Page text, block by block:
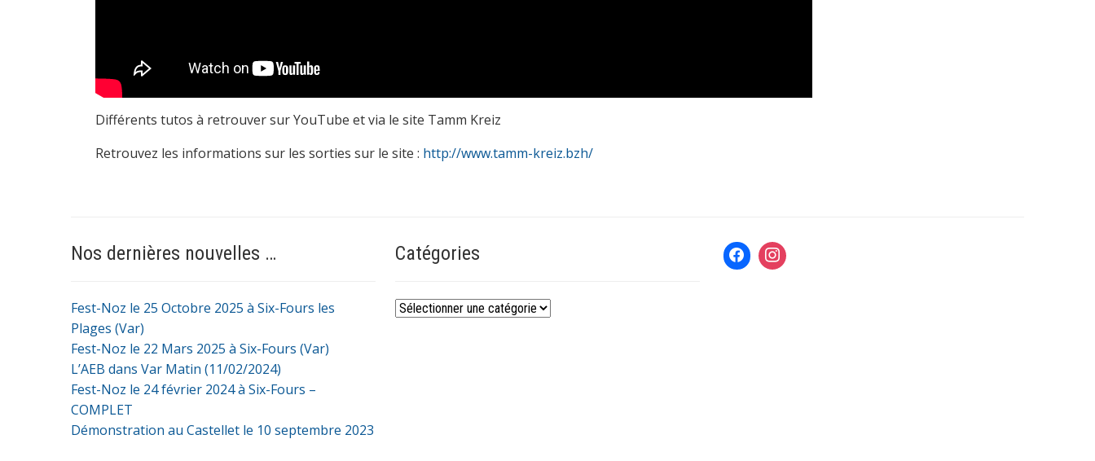
Différents tutos à retrouver sur YouTube et via le site Tamm Kreiz
Retrouvez les informations sur les sorties sur le site : http://www.tamm-kreiz.bzh/
Nos dernières nouvelles …
Fest-Noz le 25 Octobre 2025 à Six-Fours les
Plages (Var)
Fest-Noz le 22 Mars 2025 à Six-Fours (Var)
L’AEB dans Var Matin (11/02/2024)
Fest-Noz le 24 février 2024 à Six-Fours –
COMPLET
Démonstration au Castellet le 10 septembre 2023
Catégories
Catégories